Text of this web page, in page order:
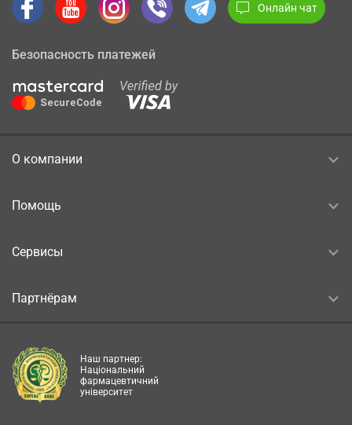
Онлайн чат
Безопасность платежей
О компании
Помощь
Сервисы
Партнёрам
Наш партнер:
Національний
фармацевтичний
університет